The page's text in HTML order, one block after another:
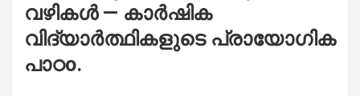
വഴികൾ — കാർഷിക
വിദ്യാർത്ഥികളുടെ പ്രായോഗിക
പാഠo.